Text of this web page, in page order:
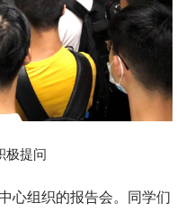
极提问
心组织的报告会。同学们